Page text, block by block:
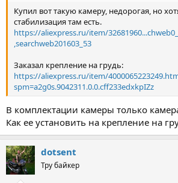
Купил вот такую камеру, недорогая, но
стабилизация там есть.
https://aliexpress.ru/item/
,searchweb201603_53
Заказал крепление на грудь:
https://aliexpress.ru/item/
spm=a2g0s.9042311.0.0.cff233edxkpIZz
В комплектации камеры только
Как ее установить на крепление на
dotsent
Тру байкер